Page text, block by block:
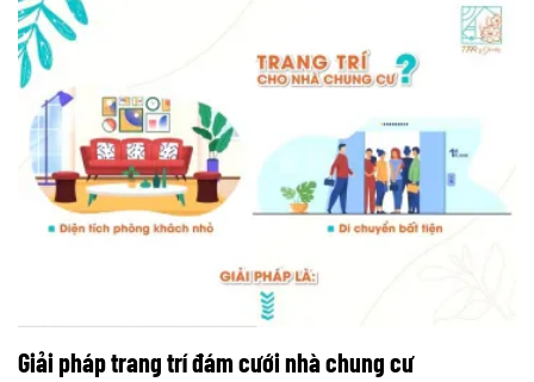
Giải pháp trang trí đám cưới nhà chung cư